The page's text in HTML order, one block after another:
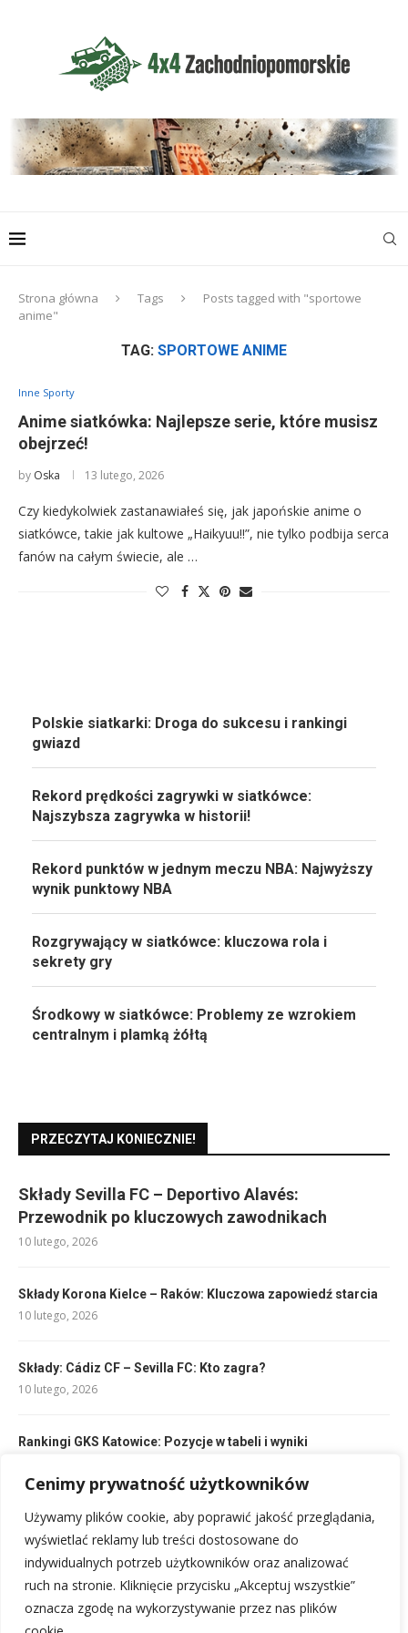
Cenimy prywatność użytkowników
Używamy plików cookie, aby poprawić jakość przeglądania,
wyświetlać reklamy lub treści dostosowane do
indywidualnych potrzeb użytkowników oraz analizować
ruch na stronie. Kliknięcie przycisku „Akceptuj wszystkie”
oznacza zgodę na wykorzystywanie przez nas plików
Strona główna Tags
Posts tagged with "sportowe
anime"
TAG: SPORTOWE ANIME
Inne Sporty
Anime siatkówka: Najlepsze serie, które musisz
obejrzeć!
by Oska 13 lutego, 2026
Czy kiedykolwiek zastanawiałeś się, jak japońskie anime o
siatkówce, takie jak kultowe „Haikyuu!!”, nie tylko podbija serca
fanów na całym świecie, ale …
Polskie siatkarki: Droga do sukcesu i rankingi
gwiazd
Rekord prędkości zagrywki w siatkówce:
Najszybsza zagrywka w historii!
Rekord punktów w jednym meczu NBA: Najwyższy
wynik punktowy NBA
Rozgrywający w siatkówce: kluczowa rola i
sekrety gry
Środkowy w siatkówce: Problemy ze wzrokiem
centralnym i plamką żółtą
PRZECZYTAJ KONIECZNIE!
Składy Sevilla FC – Deportivo Alavés:
Przewodnik po kluczowych zawodnikach
10 lutego, 2026
Składy Korona Kielce – Raków: Kluczowa zapowiedź starcia
10 lutego, 2026
Składy: Cádiz CF – Sevilla FC: Kto zagra?
10 lutego, 2026
Rankingi GKS Katowice: Pozycje w tabeli i wyniki
Bluzy piłkarskie dla dzieci: Najlepszy wybór dla młodych
fanów
20 lutego, 2026